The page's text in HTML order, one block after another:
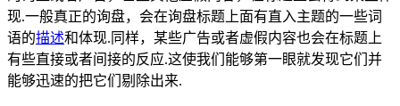
现.一般真正的询盘，会在询盘标题上面有直入主题的一些词
语的描述和体现.同样，某些广告或者虚假内容也会在标题上
有些直接或者间接的反应.这使我们能够第一眼就发现它们并
能够迅速的把它们剔除出来.